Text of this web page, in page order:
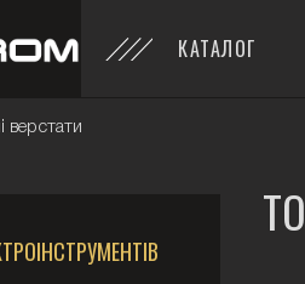
КАТАЛОГ
верстати